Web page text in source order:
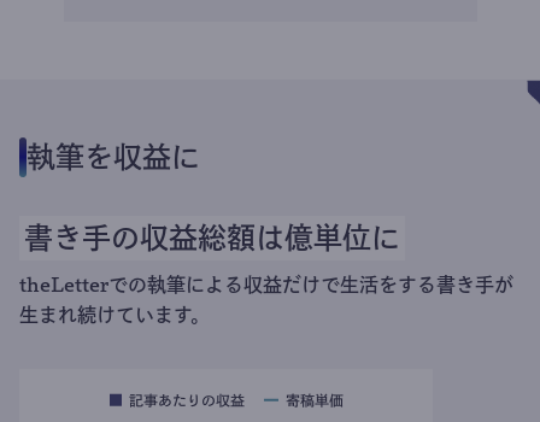
執筆を収益に
書き手の収益総額は億単位に
theLetterでの執筆による収益だけで生活をする書き手が
生まれ続けています。